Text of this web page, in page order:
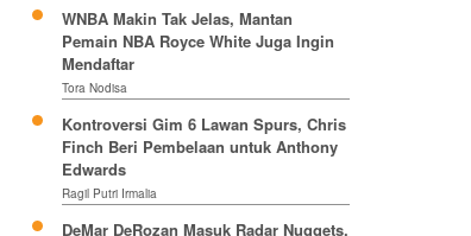
WNBA Makin Tak Jelas, Mantan
Pemain NBA Royce White Juga Ingin
Mendaftar
Tora Nodisa
Kontroversi Gim 6 Lawan Spurs, Chris
Finch Beri Pembelaan untuk Anthony
Edwards
Ragil Putri Irmalia
DeMar DeRozan Masuk Radar Nuggets,